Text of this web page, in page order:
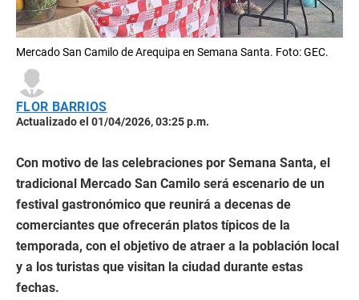
Mercado San Camilo de Arequipa en Semana Santa. Foto: GEC.
FLOR BARRIOS
Actualizado el 01/04/2026, 03:25 p.m.
Con motivo de las celebraciones por Semana Santa, el
tradicional Mercado San Camilo será escenario de un
festival gastronómico que reunirá a decenas de
comerciantes que ofrecerán platos típicos de la
temporada, con el objetivo de atraer a la población local
y a los turistas que visitan la ciudad durante estas
fechas.